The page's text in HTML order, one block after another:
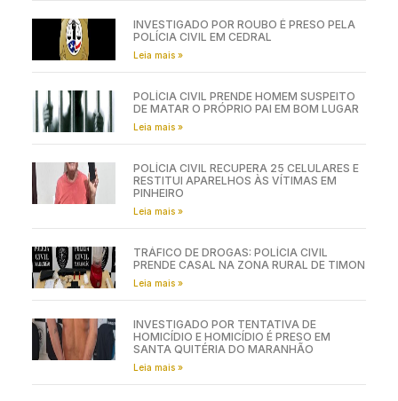
INVESTIGADO POR ROUBO É PRESO PELA
POLÍCIA CIVIL EM CEDRAL
Leia mais »
POLÍCIA CIVIL PRENDE HOMEM SUSPEITO
DE MATAR O PRÓPRIO PAI EM BOM LUGAR
Leia mais »
POLÍCIA CIVIL RECUPERA 25 CELULARES E
RESTITUI APARELHOS ÀS VÍTIMAS EM
PINHEIRO
Leia mais »
TRÁFICO DE DROGAS: POLÍCIA CIVIL
PRENDE CASAL NA ZONA RURAL DE TIMON
Leia mais »
INVESTIGADO POR TENTATIVA DE
HOMICÍDIO E HOMICÍDIO É PRESO EM
SANTA QUITÉRIA DO MARANHÃO
Leia mais »